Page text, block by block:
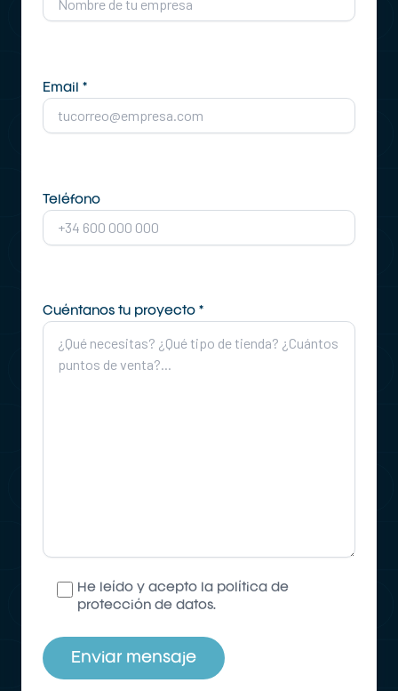
Email *
Teléfono
Cuéntanos tu proyecto *
He leído y acepto la
política de
protección de datos.